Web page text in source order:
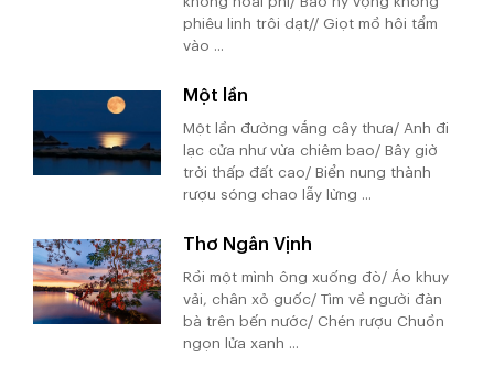
phiêu linh trôi dạt// Giọt mồ hôi tẩm
vào ...
Một lần
Một lần đường vắng cây thưa/ Anh đi
lạc cửa như vừa chiêm bao/ Bây giờ
trời thấp đất cao/ Biển nung thành
rượu sóng chao lẫy lừng ...
Thơ Ngân Vịnh
Rồi một mình ông xuống đò/ Áo khuy
vải, chân xỏ guốc/ Tìm về người đàn
bà trên bến nước/ Chén rượu Chuồn
ngọn lửa xanh ...